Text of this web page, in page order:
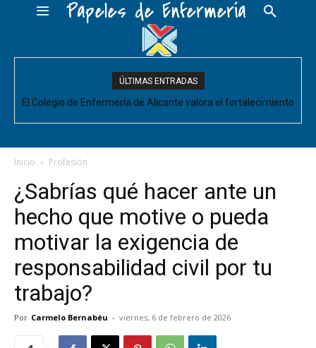
Papeles de Enfermería
ÚLTIMAS ENTRADAS
El Colegio de Enfermería de Alicante valora el fortalecimiento
acompañe de decisiones estructurales para...
Inicio Profesión
¿Sabrías qué hacer ante un
hecho que motive o pueda
motivar la exigencia de
responsabilidad civil por tu
trabajo?
Por Carmelo Bernabéu - viernes, 6 de febrero de 2026